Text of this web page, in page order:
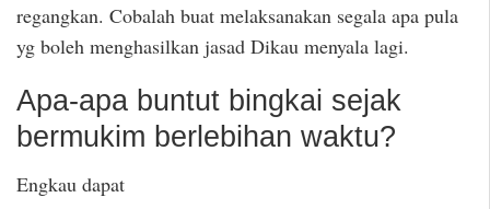
regangkan. Cobalah buat melaksanakan segala apa pula
yg boleh menghasilkan jasad Dikau menyala lagi.
Apa-apa buntut bingkai sejak
bermukim berlebihan waktu?
Engkau dapat